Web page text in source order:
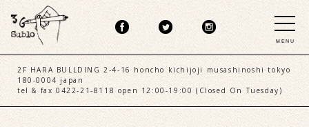
MENU
2F HARA BULLDING 2-4-16 honcho kichijoji musashinoshi tokyo
180-0004 japan
tel & fax 0422-21-8118 open 12:00-19:00 (Closed On Tuesday)